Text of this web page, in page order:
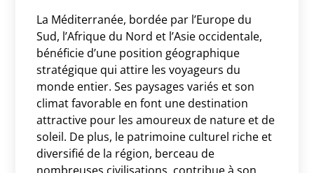
La Méditerranée, bordée par l’Europe du
Sud, l’Afrique du Nord et l’Asie occidentale,
bénéficie d’une position géographique
stratégique qui attire les voyageurs du
monde entier. Ses paysages variés et son
climat favorable en font une destination
attractive pour les amoureux de nature et de
soleil. De plus, le patrimoine culturel riche et
diversifié de la région, berceau de